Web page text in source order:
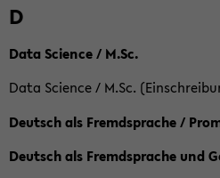
D
Data Science / M.Sc.
Data Science / M.Sc.
Deutsch als Fremdsprache /
Deutsch als Fremdsprache und